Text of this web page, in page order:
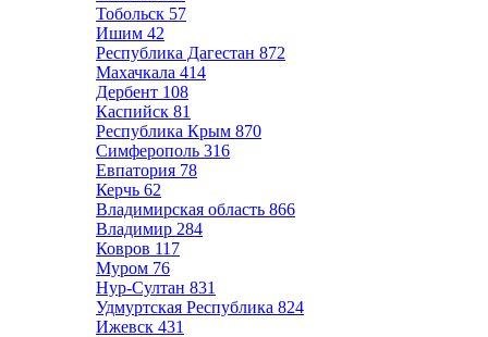
Тобольск 57
Ишим 42
Республика Дагестан 872
Махачкала 414
Дербент 108
Каспийск 81
Республика Крым 870
Симферополь 316
Евпатория 78
Керчь 62
Владимирская область 866
Владимир 284
Ковров 117
Муром 76
Нур-Султан 831
Удмуртская Республика 824
Ижевск 431